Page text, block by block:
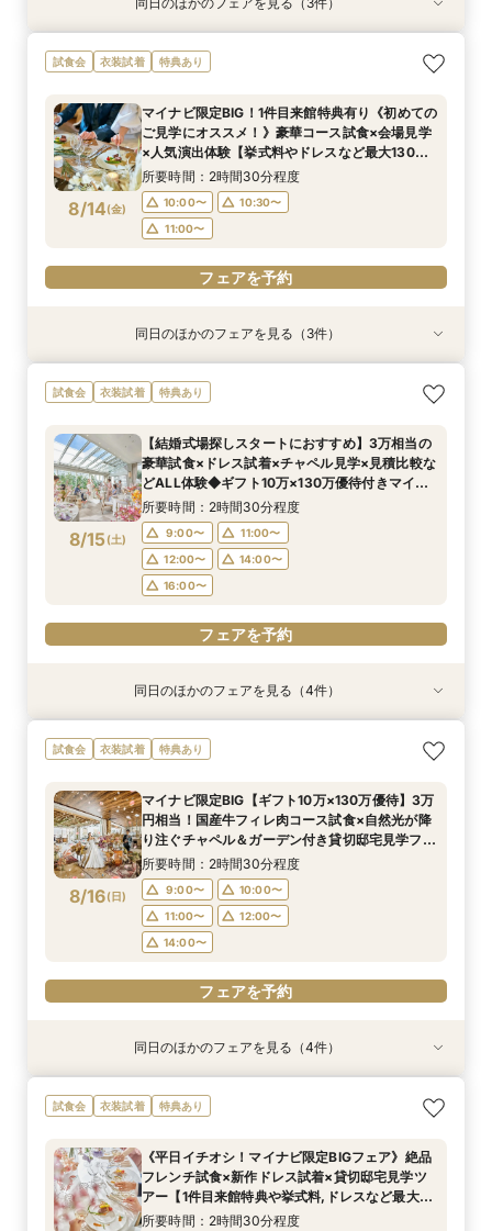
特典あり
8/13(木)
【初めての方も2軒目の方も◎】60分でご案内！
クイックフェア
10:00〜
13:00〜
15:00〜
16:00〜
フェアを予約
特典あり
8/13(木)
【挙式＆会食*10名59万～】家族だけのシンプル
WD！少人数W相談フェア
10:00〜
11:00〜
14:30〜
16:00〜
フェアを予約
特典あり
8/13(木)
【初めての見学におすすめ】即決なし◎自然光溢
れるチャペル＆会場見学×見積もり相談
10:00〜
13:00〜
15:00〜
16:00〜
フェアを予約
試食会 衣装試着 特典あり
8/14(金)
マイナビ限定BIG！1件目来館特典有り《初めての
ご見学にオススメ！》豪華コース試食×会場見学
×人気演出体験【挙式料やドレスなど最大130万
円特典】
所要時間：2時間30分程度
10:00〜
10:30〜
11:00〜
フェアを予約
特典あり
8/14(金)
【初めての方も2軒目の方も◎】60分でご案内！
クイックフェア
10:00〜
13:00〜
15:00〜
16:00〜
フェアを予約
特典あり
8/14(金)
【挙式＆会食*10名59万～】家族だけのシンプル
WD！少人数W相談フェア
10:00〜
11:00〜
14:30〜
16:00〜
フェアを予約
特典あり
8/14(金)
【初めての見学におすすめ】即決なし◎自然光溢
れるチャペル＆会場見学×見積もり相談
10:00〜
13:00〜
15:00〜
16:00〜
フェアを予約
同日のほかのフェアを見る（3件）
試食会 衣装試着 特典あり
8/15(土)
【結婚式場探しスタートにおすすめ】3万相当の
豪華試食×ドレス試着×チャペル見学×見積比較な
どALL体験◆ギフト10万×130万優待付きマイナ
ビ限定BIGフェア
所要時間：2時間30分程度
9:00〜
11:00〜
12:00〜
14:00〜
16:00〜
フェアを予約
衣装試着 特典あり
8/15(土)
マイナビ限定BIG【憧れ試着×スイーツ試食付
き】ギフト10万×130万優待◆自然光が降り注ぐ
ア
所要時間：2時間程度
9:00〜
11:00〜
14:30〜
17:00〜
フェアを予約
衣装試着 特典あり
8/15(土)
【愛犬とずっと一緒】挙式も披露宴も叶うペット
婚相談フェア｜マイナビ限定BIG＼Amazonギフ
所要時間：2時間程度
9:00〜
11:00〜
14:30〜
フェアを予約
特典あり
8/15(土)
【初めての方も2軒目の方も◎】60分でご案内！
クイックフェア
10:00〜
13:00〜
15:00〜
16:00〜
フェアを予約
特典あり
8/15(土)
【挙式＆会食*10名59万～】家族だけのシンプル
WD！少人数W相談フェア
10:00〜
11:00〜
14:30〜
16:00〜
フェアを予約
同日のほかのフェアを見る（4件）
試食会 衣装試着 特典あり
8/16(日)
マイナビ限定BIG【ギフト10万×130万優待】3万
円相当！国産牛フィレ肉コース試食×自然光が降
り注ぐチャペル＆ガーデン付き貸切邸宅見学フェ
ア
所要時間：2時間30分程度
9:00〜
10:00〜
11:00〜
12:00〜
14:00〜
フェアを予約
衣装試着 特典あり
8/16(日)
マイナビ限定BIG【憧れ試着×スイーツ試食付
き】ギフト10万×130万優待◆自然光が降り注ぐ
ア
所要時間：2時間程度
9:00〜
11:00〜
14:30〜
17:00〜
衣装試着 特典あり
8/16(日)
【愛犬とずっと一緒】挙式も披露宴も叶うペット
婚相談フェア｜マイナビ限定BIG＼Amazonギフ
所要時間：2時間程度
9:00〜
11:00〜
14:30〜
特典あり
8/16(日)
【初めての方も2軒目の方も◎】60分でご案内！
クイックフェア
10:00〜
13:00〜
15:00〜
16:00〜
特典あり
8/16(日)
【挙式＆会食*10名59万～】家族だけのシンプル
WD！少人数W相談フェア
10:00〜
11:00〜
14:30〜
16:00〜
同日のほかのフェアを見る（4件）
試食会 衣装試着 特典あり
《平日イチオシ！マイナビ限定BIGフェア》絶品
フレンチ試食×新作ドレス試着×貸切邸宅見学ツ
アー【1件目来館特典や挙式料,ドレスなど最大
130万円特典】
所要時間：2時間30分程度